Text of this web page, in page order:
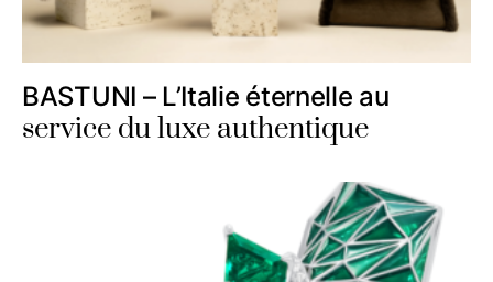
BASTUNI – L’Italie éternelle au
service du luxe authentique